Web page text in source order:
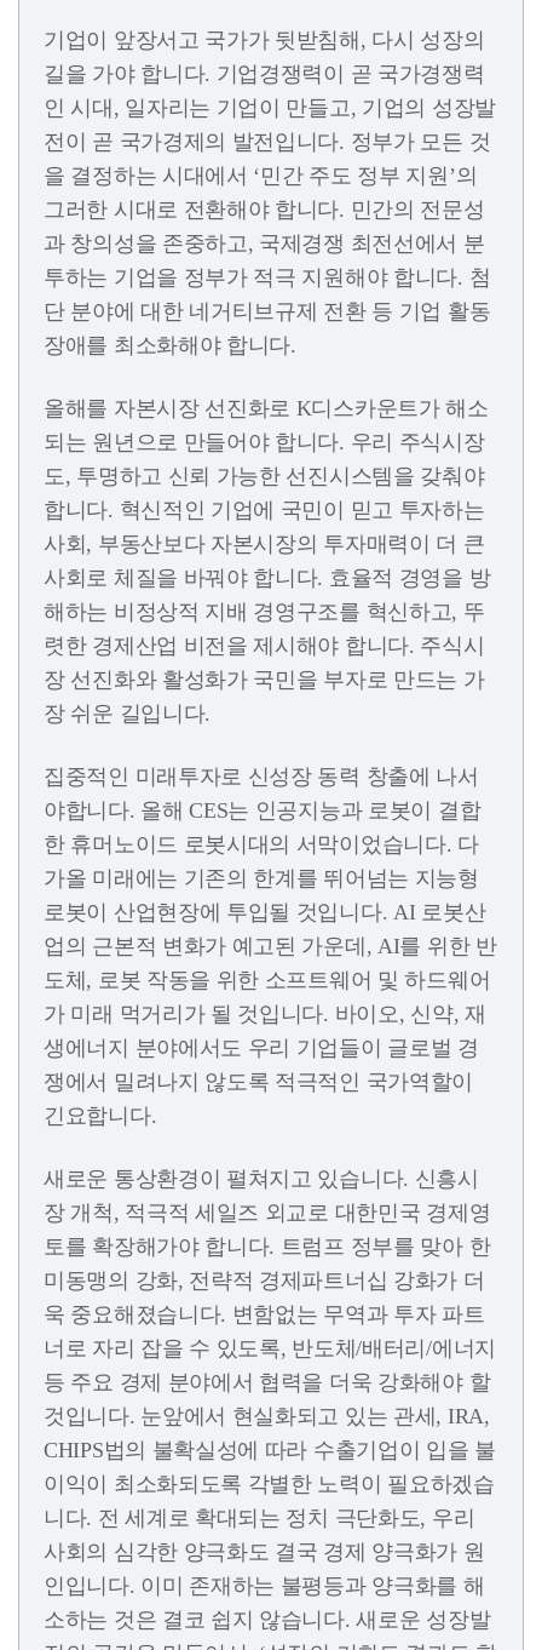
기업이 앞장서고 국가가 뒷받침해, 다시 성장의
길을 가야 합니다. 기업경쟁력이 곧 국가경쟁력
인 시대, 일자리는 기업이 만들고, 기업의 성장발
전이 곧 국가경제의 발전입니다. 정부가 모든 것
을 결정하는 시대에서 ‘민간 주도 정부 지원’의
그러한 시대로 전환해야 합니다. 민간의 전문성
과 창의성을 존중하고, 국제경쟁 최전선에서 분
투하는 기업을 정부가 적극 지원해야 합니다. 첨
단 분야에 대한 네거티브규제 전환 등 기업 활동
장애를 최소화해야 합니다.
올해를 자본시장 선진화로 K디스카운트가 해소
되는 원년으로 만들어야 합니다. 우리 주식시장
도, 투명하고 신뢰 가능한 선진시스템을 갖춰야
합니다. 혁신적인 기업에 국민이 믿고 투자하는
사회, 부동산보다 자본시장의 투자매력이 더 큰
사회로 체질을 바꿔야 합니다. 효율적 경영을 방
해하는 비정상적 지배 경영구조를 혁신하고, 뚜
렷한 경제산업 비전을 제시해야 합니다. 주식시
장 선진화와 활성화가 국민을 부자로 만드는 가
장 쉬운 길입니다.
집중적인 미래투자로 신성장 동력 창출에 나서
야합니다. 올해 CES는 인공지능과 로봇이 결합
한 휴머노이드 로봇시대의 서막이었습니다. 다
가올 미래에는 기존의 한계를 뛰어넘는 지능형
로봇이 산업현장에 투입될 것입니다. AI 로봇산
업의 근본적 변화가 예고된 가운데, AI를 위한 반
도체, 로봇 작동을 위한 소프트웨어 및 하드웨어
가 미래 먹거리가 될 것입니다. 바이오, 신약, 재
생에너지 분야에서도 우리 기업들이 글로벌 경
쟁에서 밀려나지 않도록 적극적인 국가역할이
긴요합니다.
새로운 통상환경이 펼쳐지고 있습니다. 신흥시
장 개척, 적극적 세일즈 외교로 대한민국 경제영
토를 확장해가야 합니다. 트럼프 정부를 맞아 한
미동맹의 강화, 전략적 경제파트너십 강화가 더
욱 중요해졌습니다. 변함없는 무역과 투자 파트
너로 자리 잡을 수 있도록, 반도체/배터리/에너지
등 주요 경제 분야에서 협력을 더욱 강화해야 할
것입니다. 눈앞에서 현실화되고 있는 관세, IRA,
CHIPS법의 불확실성에 따라 수출기업이 입을 불
이익이 최소화되도록 각별한 노력이 필요하겠습
니다. 전 세계로 확대되는 정치 극단화도, 우리
사회의 심각한 양극화도 결국 경제 양극화가 원
인입니다. 이미 존재하는 불평등과 양극화를 해
소하는 것은 결코 쉽지 않습니다. 새로운 성장발